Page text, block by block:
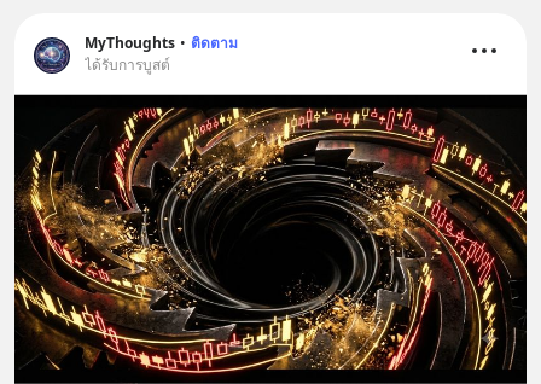
MyThoughts • ติดตาม
ได้รับการบูสต์